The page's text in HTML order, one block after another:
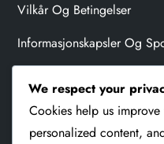
Vilkår Og Betingelser
Informasjonskapsler Og
Ta Kontakt
We respect your
Cookies help us
personalized content,